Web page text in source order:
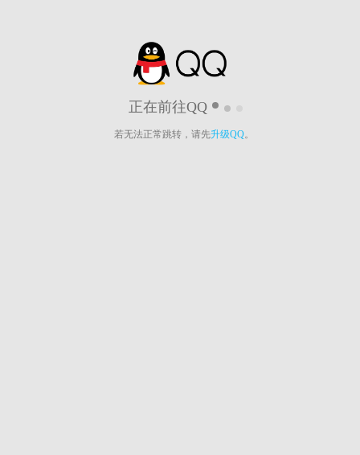
正在前往QQ
若无法正常跳转，请先升级QQ。